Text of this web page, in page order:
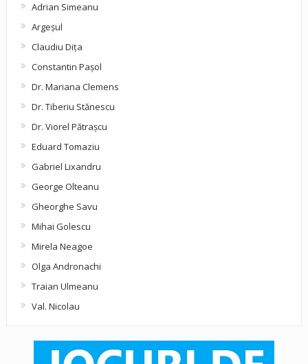
Adrian Simeanu
Argeşul
Claudiu Diţa
Constantin Pașol
Dr. Mariana Clemens
Dr. Tiberiu Stănescu
Dr. Viorel Pătraşcu
Eduard Tomaziu
Gabriel Lixandru
George Olteanu
Gheorghe Savu
Mihai Golescu
Mirela Neagoe
Olga Andronachi
Traian Ulmeanu
Val. Nicolau